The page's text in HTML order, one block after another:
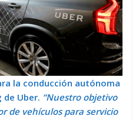
la conducción autónoma
Uber. “Nuestro objetivo
de vehículos para servicio